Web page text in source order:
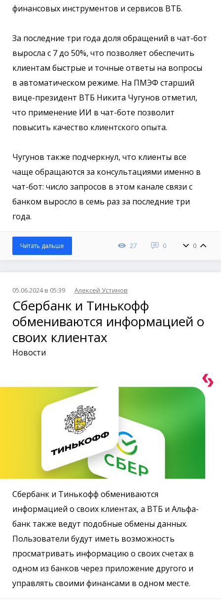
финансовых инструментов и сервисов ВТБ.
За последние три года доля обращений в чат-бот
выросла с 7 до 50%, что позволяет обеспечить
клиентам быстрые и точные ответы на вопросы
в автоматическом режиме. На ПМЭФ старший
вице-президент ВТБ Никита Чугунов отметил,
что применение ИИ в чат-боте позволит
повысить качество клиентского опыта.
Чугунов также подчеркнул, что клиенты все
чаще обращаются за консультациями именно в
чат-бот: число запросов в этом канале связи с
банком выросло в семь раз за последние три
года.
27 0 0
Читать дальше
05.06.2024 в 05:39 Алексей Устинов
Сбербанк и Тинькофф
обмениваются информацией о
своих клиентах
Новости
Сбербанк и Тинькофф обмениваются
информацией о своих клиентах, а ВТБ и Альфа-
банк также ведут подобные обмены данных.
Пользователи будут иметь возможность
просматривать информацию о своих счетах в
одном из банков через приложение другого и
управлять своими финансами в одном месте.